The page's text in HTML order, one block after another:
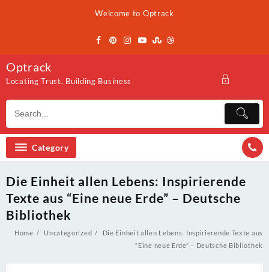
Welcome to Optrack
Optrack
Locating Trust. Building Business
Category
Die Einheit allen Lebens: Inspirierende
Texte aus “Eine neue Erde” – Deutsche
Bibliothek
Home Uncategorized
Die Einheit allen Lebens: Inspirierende Texte aus
“Eine neue Erde” – Deutsche Bibliothek